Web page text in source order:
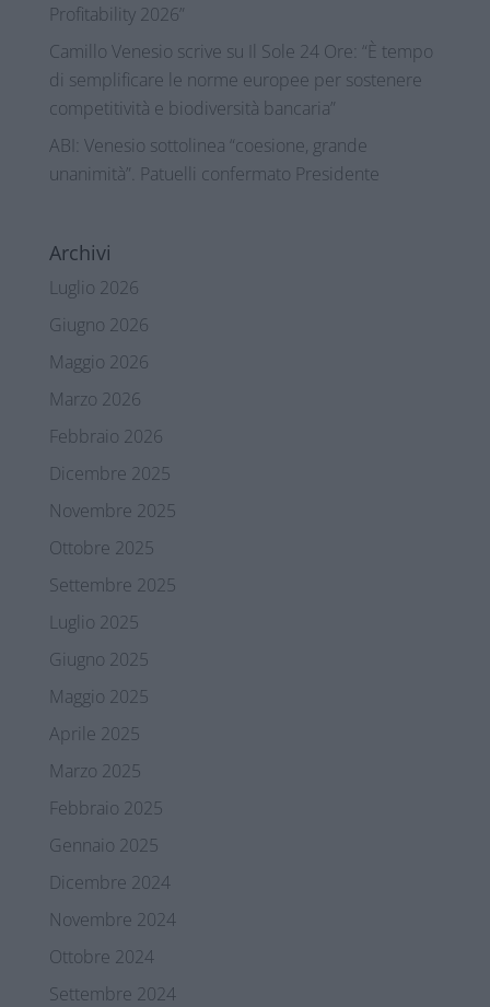
Profitability 2026”
Camillo Venesio scrive su Il Sole 24 Ore: “È tempo
di semplificare le norme europee per sostenere
competitività e biodiversità bancaria”
ABI: Venesio sottolinea “coesione, grande
unanimità”. Patuelli confermato Presidente
Archivi
Luglio 2026
Giugno 2026
Maggio 2026
Marzo 2026
Febbraio 2026
Dicembre 2025
Novembre 2025
Ottobre 2025
Settembre 2025
Luglio 2025
Giugno 2025
Maggio 2025
Aprile 2025
Marzo 2025
Febbraio 2025
Gennaio 2025
Dicembre 2024
Novembre 2024
Ottobre 2024
Settembre 2024